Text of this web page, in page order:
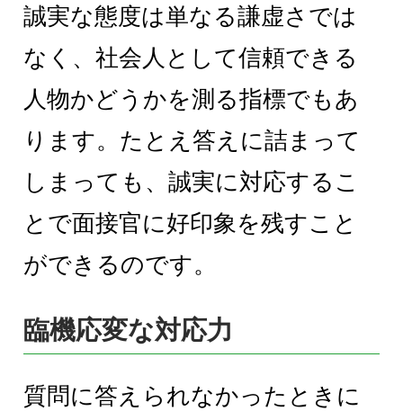
誠実な態度は単なる謙虚さでは
なく、社会人として信頼できる
人物かどうかを測る指標でもあ
ります。たとえ答えに詰まって
しまっても、誠実に対応するこ
とで面接官に好印象を残すこと
ができるのです。
臨機応変な対応力
質問に答えられなかったときに